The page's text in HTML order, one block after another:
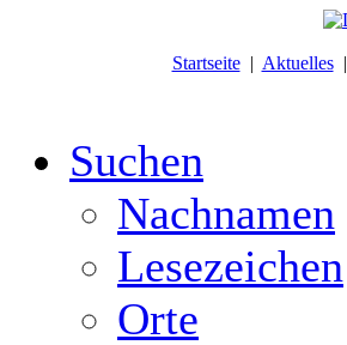
Startseite| Aktuelles|
Suchen
Nachnamen
Lesezeichen
Orte